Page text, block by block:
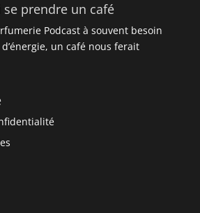
prendre un café
Podcast à souvent besoin
un café nous ferait